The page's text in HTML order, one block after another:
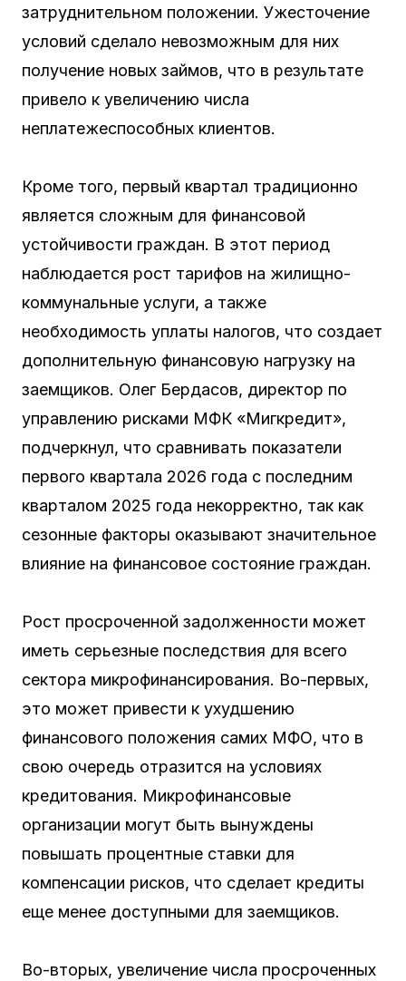
затруднительном положении. Ужесточение
условий сделало невозможным для них
получение новых займов, что в результате
привело к увеличению числа
неплатежеспособных клиентов.
Кроме того, первый квартал традиционно
является сложным для финансовой
устойчивости граждан. В этот период
наблюдается рост тарифов на жилищно-
коммунальные услуги, а также
необходимость уплаты налогов, что создает
дополнительную финансовую нагрузку на
заемщиков. Олег Бердасов, директор по
управлению рисками МФК «Мигкредит»,
подчеркнул, что сравнивать показатели
первого квартала 2026 года с последним
кварталом 2025 года некорректно, так как
сезонные факторы оказывают значительное
влияние на финансовое состояние граждан.
Рост просроченной задолженности может
иметь серьезные последствия для всего
сектора микрофинансирования. Во-первых,
это может привести к ухудшению
финансового положения самих МФО, что в
свою очередь отразится на условиях
кредитования. Микрофинансовые
организации могут быть вынуждены
повышать процентные ставки для
компенсации рисков, что сделает кредиты
еще менее доступными для заемщиков.
Во-вторых, увеличение числа просроченных